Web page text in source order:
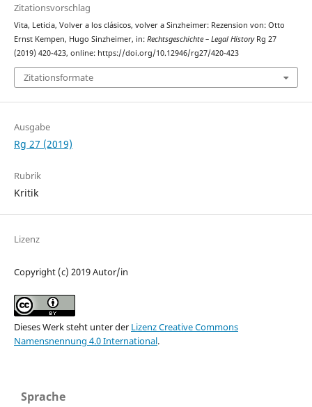
Zitationsvorschlag
Vita, Leticia, Volver a los clásicos, volver a Sinzheimer: Rezension von: Otto
Ernst Kempen, Hugo Sinzheimer, in: Rechtsgeschichte – Legal HistoryRg 27
(2019) 420-423, online: https://doi.org/10.12946/rg27/420-423
Zitationsformate
Ausgabe
Rg 27 (2019)
Rubrik
Kritik
Lizenz
Copyright (c) 2019 Autor/in
Dieses Werk steht unter der Lizenz Creative Commons
Namensnennung 4.0 International.
Sprache